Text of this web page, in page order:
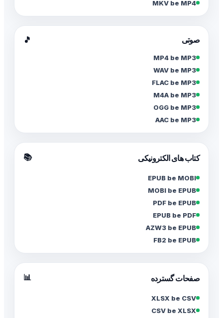
MKV be MP4
صوتی 🎵
MP4 be MP3
WAV be MP3
FLAC be MP3
M4A be MP3
OGG be MP3
AAC be MP3
کتاب های الکترونیکی 📚
EPUB be MOBI
MOBI be EPUB
PDF be EPUB
EPUB be PDF
AZW3 be EPUB
FB2 be EPUB
صفحات گسترده 📊
XLSX be CSV
CSV be XLSX